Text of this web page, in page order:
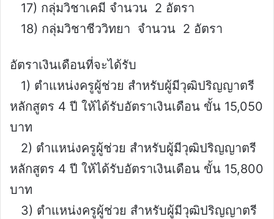
17) กลุ่มวิชาเคมี จำนวน 2 อัตรา
18) กลุ่มวิชาชีววิทยา จำนวน 2 อัตรา
อัตราเงินเดือนที่จะได้รับ
1) ตำแหน่งครูผู้ช่วย สำหรับผู้มีวุฒิปริญญาตรี
หลักสูตร 4 ปี ให้ได้รับอัตราเงินเดือน ขั้น 15,050
บาท
2) ตำแหน่งครูผู้ช่วย สำหรับผู้มีวุฒิปริญญาตรี
หลักสูตร 4 ปี ให้ได้รับอัตราเงินเดือน ขั้น 15,800
บาท
3) ตำแหน่งครูผู้ช่วย สำหรับผู้มีวุฒิปริญญาตรี